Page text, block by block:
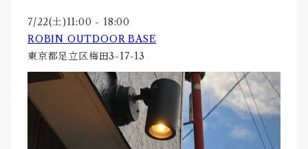
7/22(土)11:00 - 18:00
ROBIN OUTDOOR BASE
東京都足立区梅田3-17-13